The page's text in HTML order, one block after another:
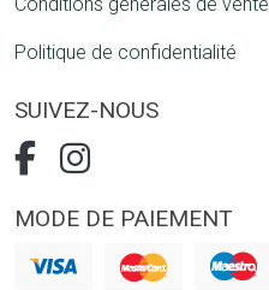
Politique de confidentialité
SUIVEZ-NOUS
MODE DE PAIEMENT